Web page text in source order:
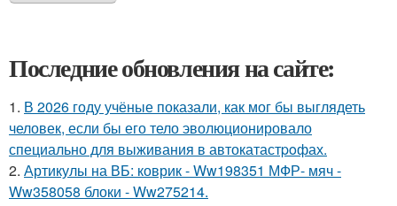
Последние обновления на сайте:
1. В 2026 году учёные показали, как мог бы выглядеть
человек, если бы его тело эволюционировало
специально для выживания в автокатастpoфах.
2. Артикулы на ВБ: коврик - Ww198351 МФР- мяч -
Ww358058 блоки - Ww275214.